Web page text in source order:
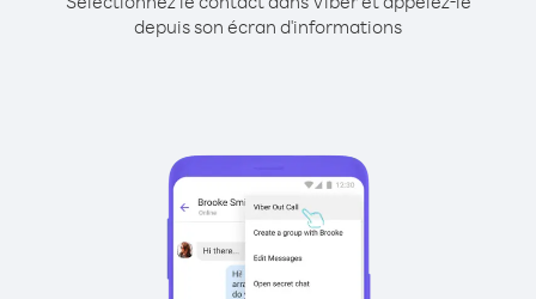
depuis son écran d'informations